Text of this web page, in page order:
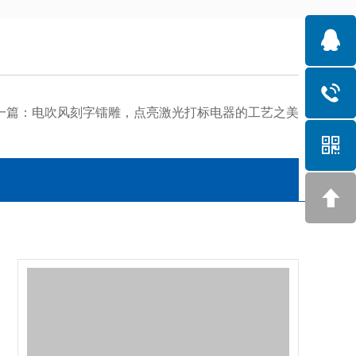
篇： 电吹风刻字镭雕，点亮激光打标电器的工艺之美